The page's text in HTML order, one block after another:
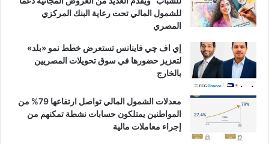
للشمول المالي تحت رعاية البنك المركزي
المصري
إي اف چي فاينانس تستعرض خطط نمو «بلد»
لتعزيز حضورها في سوق تحويلات المصريين
بالخارج
معدلات الشمول المالي تواصل ارتفاعها 79% من
المواطنين يمتلكون حسابات نشطة تمكنهم من
إجراء معاملات مالية